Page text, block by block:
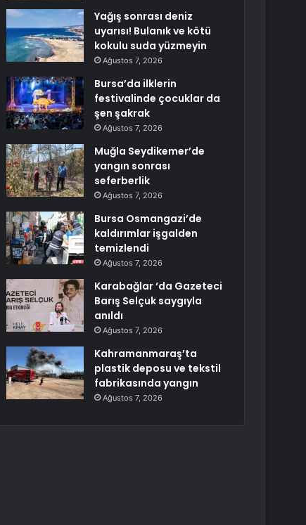
Yağış sonrası deniz
uyarısı! Bulanık ve kötü
kokulu suda yüzmeyin
Ağustos 7, 2026
Bursa’da ilklerin
festivalinde çocuklar da
şen şakrak
Ağustos 7, 2026
Muğla Seydikemer’de
yangın sonrası
seferberlik
Ağustos 7, 2026
Bursa Osmangazi’de
kaldırımlar işgalden
temizlendi
Ağustos 7, 2026
Karabağlar ‘da Gazeteci
Barış Selçuk saygıyla
anıldı
Ağustos 7, 2026
Kahramanmaraş’ta
plastik deposu ve tekstil
fabrikasında yangın
Ağustos 7, 2026